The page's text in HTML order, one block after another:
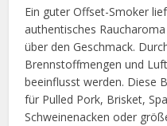
Ein guter Offset-Smoker
authentisches
über den Geschmack.
Brennstoffmengen und
beeinflusst werden. Diese
für Pulled Pork, Brisket,
Schweinenacken oder